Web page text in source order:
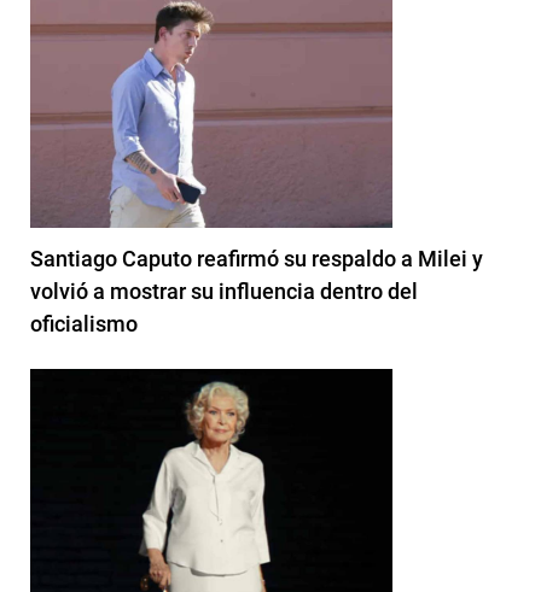
Santiago Caputo reafirmó su respaldo a Milei y
volvió a mostrar su influencia dentro del
oficialismo